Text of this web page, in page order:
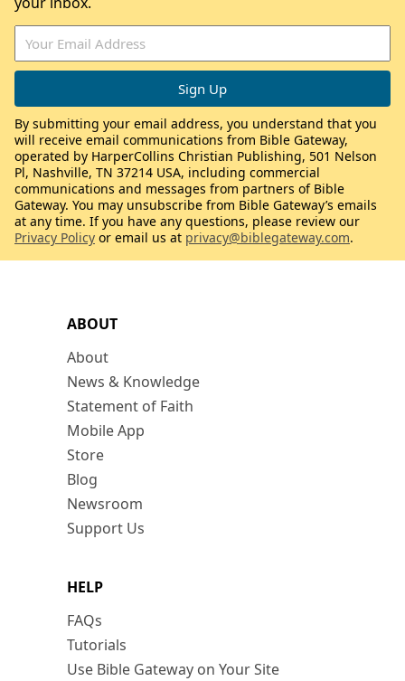
ABOUT
About
News & Knowledge
Statement of Faith
Mobile App
Store
Blog
Newsroom
Support Us
HELP
FAQs
Tutorials
Use Bible Gateway on Your Site
By submitting your email address, you understand that you
will receive email communications from Bible Gateway,
operated by HarperCollins Christian Publishing, 501 Nelson
Pl, Nashville, TN 37214 USA, including commercial
communications and messages from partners of Bible
Gateway. You may unsubscribe from Bible Gateway’s emails
at any time. If you have any questions, please review our
Privacy Policy or email us at privacy@biblegateway.com.